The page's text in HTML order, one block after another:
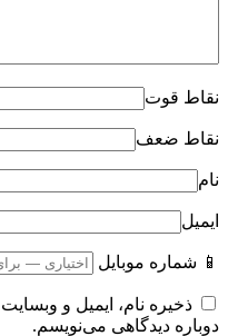
نقاط قوت
نقاط ضعف
نام
ایمیل
📱 شماره موبایل
ذخیره نام، ایمیل و
دوباره دیدگاهی می‌نویسم.